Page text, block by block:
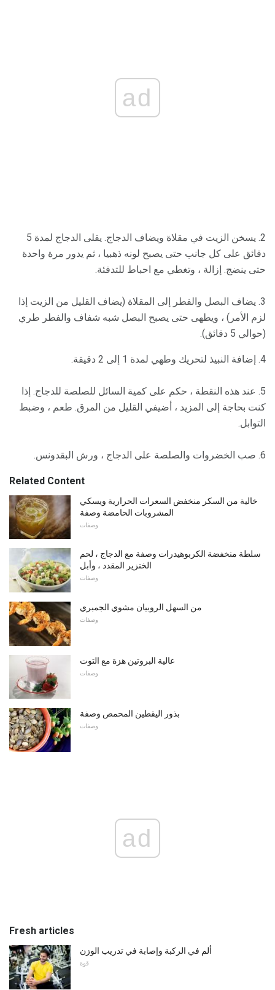
ad
2. يسخن الزيت في مقلاة ويضاف الدجاج. يقلى الدجاج لمدة 5
دقائق على كل جانب حتى يصبح لونه ذهبيا ، ثم يدور مرة واحدة
حتى ينضج. إزالة ، وتغطي مع احباط للتدفئة.
3. يضاف البصل والفطر إلى المقلاة (يضاف القليل من الزيت إذا
لزم الأمر) ، ويطهى حتى يصبح البصل شبه شفاف والفطر طري
(حوالي 5 دقائق).
4. إضافة النبيذ لتحريك وطهي لمدة 1 إلى 2 دقيقة.
5. عند هذه النقطة ، حكم على كمية السائل للصلصة للدجاج. إذا
كنت بحاجة إلى المزيد ، أضيفي القليل من المرق. طعم ، وضبط
التوابل.
6. صب الخضروات والصلصة على الدجاج ، ورش البقدونس.
Related Content
خالية من السكر منخفض السعرات الحرارية ويسكي
المشروبات الحامضة وصفة
وصفات
سلطة منخفضة الكربوهيدرات وصفة مع الدجاج ، لحم
الخنزير المقدد ، وأبل
وصفات
من السهل الروبيان مشوي الجمبري
وصفات
عالية البروتين هزة مع التوت
وصفات
بذور اليقطين المحمص وصفة
وصفات
ad
Fresh articles
ألم في الركبة وإصابة في تدريب الوزن
قوة